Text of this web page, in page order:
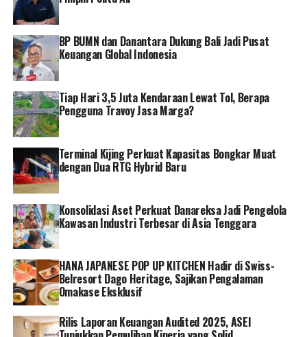
PLN kini mengumpulkan total 6 poin.[]
RELATED TOPICS: PT PLN (PERSERO)
BP BUMN dan Danantara Dukung Bali Jadi Pusat
Keuangan Global Indonesia
Tiap Hari 3,5 Juta Kendaraan Lewat Tol, Berapa
Pengguna Travoy Jasa Marga?
Terminal Kijing Perkuat Kapasitas Bongkar Muat
dengan Dua RTG Hybrid Baru
Konsolidasi Aset Perkuat Danareksa Jadi Pengelola
Kawasan Industri Terbesar di Asia Tenggara
HANA JAPANESE POP UP KITCHEN Hadir di Swiss-
Belresort Dago Heritage, Sajikan Pengalaman
Omakase Eksklusif
Rilis Laporan Keuangan Audited 2025, ASEI